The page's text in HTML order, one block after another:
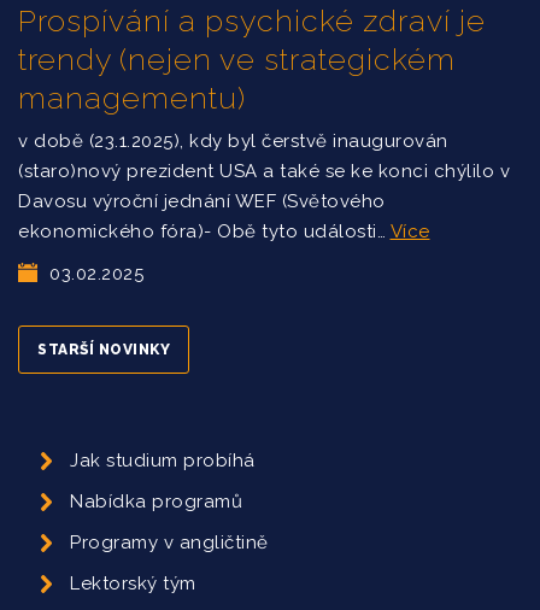
Prospívání a psychické zdraví je
trendy (nejen ve strategickém
managementu)
v době (23.1.2025), kdy byl čerstvě inaugurován
(staro)nový prezident USA a také se ke konci chýlilo v
Davosu výroční jednání WEF (Světového
ekonomického fóra)- Obě tyto události… Více
03.02.2025
STARŠÍ NOVINKY
Jak studium probíhá
Nabídka programů
Programy v angličtině
Lektorský tým